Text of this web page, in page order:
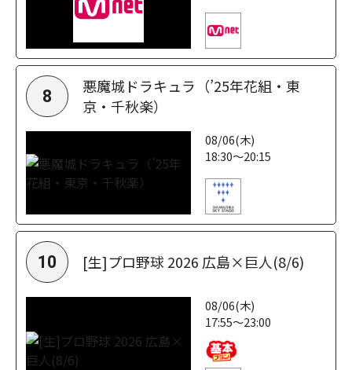
8
悪魔城ドラキュラ（’25年花組・東
京・千秋楽）
08/06(木)
18:30～20:15
10 [生]プロ野球 2026 広島×巨人(8/6)
08/06(木)
17:55～23:00